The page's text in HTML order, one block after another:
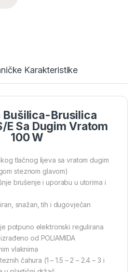
Karakteristike
Bušilica-Brusilica
E Sa Dugim Vratom
100 W
tlačnog lijeva sa vratom dugim
steznom glavom)
brušenje i uporabu u utorima i
snažan, tih i dugovječan
potpuno elektronski regulirana
od POLIAMIDA
vlaknima
čahura (1 – 1.5 – 2 – 2.4 – 3 i